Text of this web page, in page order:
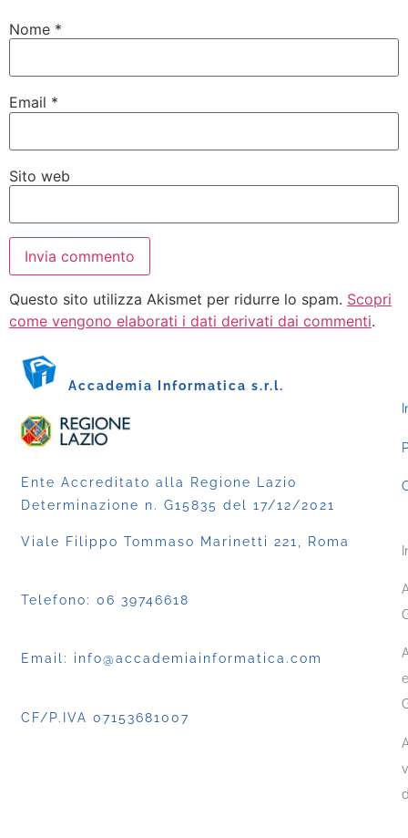
Nome *
Email *
Sito web
Questo sito utilizza Akismet per ridurre lo spam. Scopri
come vengono elaborati i dati derivati dai commenti.
Accademia Informatica s.r.l.
Ente Accreditato alla Regione Lazio
Determinazione n. G15835 del 17/12/2021
Viale Filippo Tommaso Marinetti 221, Roma
Telefono: 06 39746618
Email: info@accademiainformatica.com
CF/P.IVA 07153681007